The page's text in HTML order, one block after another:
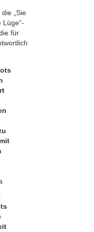
„Sie
Lüge“-
für